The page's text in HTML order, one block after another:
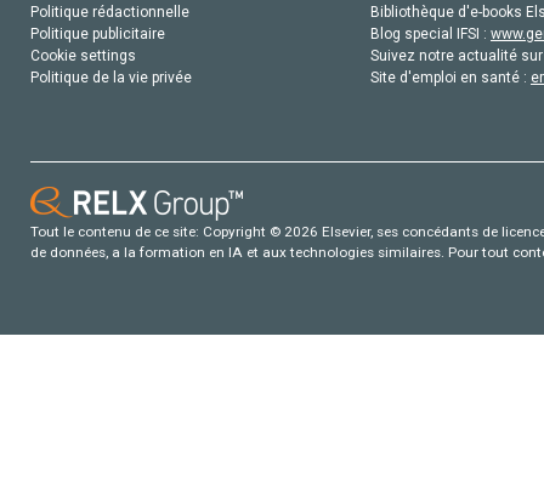
Politique rédactionnelle
Politique publicitaire
Cookie settings
Politique de la vie privée
Bibliothèque d'e-books
Blog special IFSI :
Suivez notre actualité
Site d'emploi en santé :
Tout le contenu de ce site: Copyright © 2026 Elsevier, ses concédants de
de données, a la formation en IA et aux technologies similaires. Pour tout